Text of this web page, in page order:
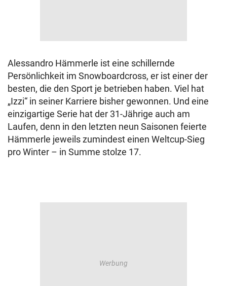
Alessandro Hämmerle ist eine schillernde
Persönlichkeit im Snowboardcross, er ist einer der
besten, die den Sport je betrieben haben. Viel hat
„Izzi“ in seiner Karriere bisher gewonnen. Und eine
einzigartige Serie hat der 31-Jährige auch am
Laufen, denn in den letzten neun Saisonen feierte
Hämmerle jeweils zumindest einen Weltcup-Sieg
pro Winter – in Summe stolze 17.